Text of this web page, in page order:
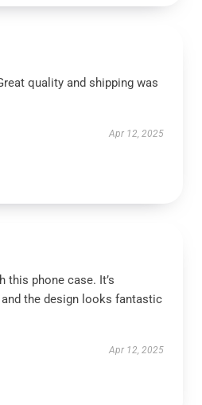
quality and shipping was
Apr 12, 2025
phone case. It’s
the design looks fantastic
Apr 12, 2025